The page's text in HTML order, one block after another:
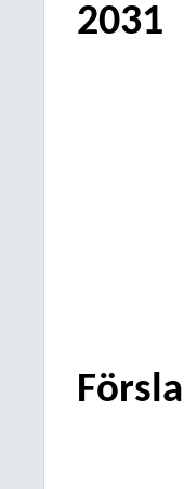
2031